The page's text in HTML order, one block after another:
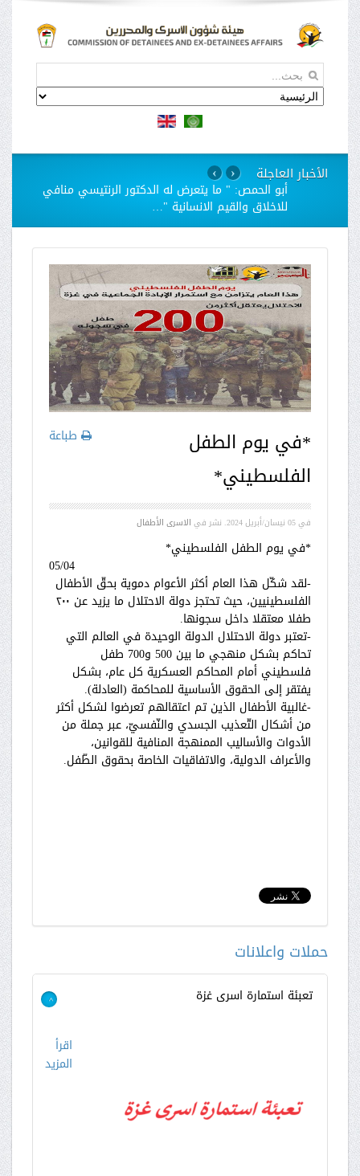
الأخبار العاجلة
استمرار مسلسل الانتهاكات بحق الاسيرات في سجن
"الدامون"
› ‹
طباعة
*في يوم الطفل
الفلسطيني*
في05 نيسان/أبريل 2024 . نشر في الاسرى الأطفال
*في يوم الطفل الفلسطيني*
05/04
-لقد شكّل هذا العام أكثر الأعوام دموية بحقّ الأطفال
الفلسطينيين، حيث تحتجز دولة الاحتلال ما يزيد عن ٢٠٠
طفلا معتقلا داخل سجونها.
-تعتبر دولة الاحتلال الدولة الوحيدة في العالم التي
تحاكم بشكل منهجي ما بين 500 و700 طفل
فلسطيني أمام المحاكم العسكرية كل عام، بشكل
يفتقر إلى الحقوق الأساسية للمحاكمة (العادلة).
-غالبية الأطفال الذين تم اعتقالهم تعرضوا لشكل أكثر
من أشكال التّعذيب الجسدي والنّفسيّ، عبر جملة من
الأدوات والأساليب الممنهجة المنافية للقوانين،
والأعراف الدولية، والاتفاقيات الخاصة بحقوق الطّفل.
حملات واعلانات
تعبئة استمارة اسرى غزة >
اقرأ
المزيد